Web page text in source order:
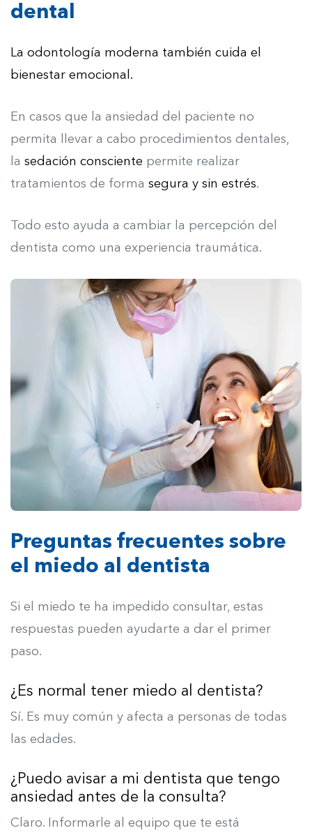
dental
La odontología moderna también cuida el
bienestar emocional.
En casos que la ansiedad del paciente no
permita llevar a cabo procedimientos dentales,
la sedación consciente permite realizar
tratamientos de forma segura y sin estrés.
Todo esto ayuda a cambiar la percepción del
dentista como una experiencia traumática.
Preguntas frecuentes sobre
el miedo al dentista
Si el miedo te ha impedido consultar, estas
respuestas pueden ayudarte a dar el primer
paso.
¿Es normal tener miedo al dentista?
Sí. Es muy común y afecta a personas de todas
las edades.
¿Puedo avisar a mi dentista que tengo
ansiedad antes de la consulta?
Claro. I nformarle al equipo que te está